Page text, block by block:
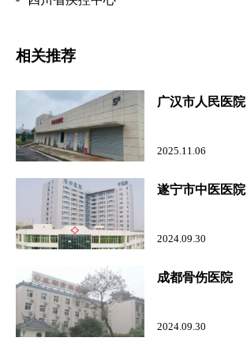
相关推荐
广汉市人民医院
2025.11.06
遂宁市中医医院
2024.09.30
成都骨伤医院
2024.09.30